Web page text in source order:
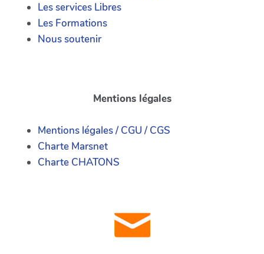
Les services Libres
Les Formations
Nous soutenir
Mentions légales
Mentions légales / CGU / CGS
Charte Marsnet
Charte CHATONS